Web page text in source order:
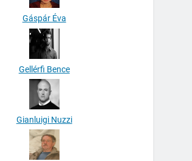
Gáspár Éva
Gellérfi Bence
Gianluigi Nuzzi